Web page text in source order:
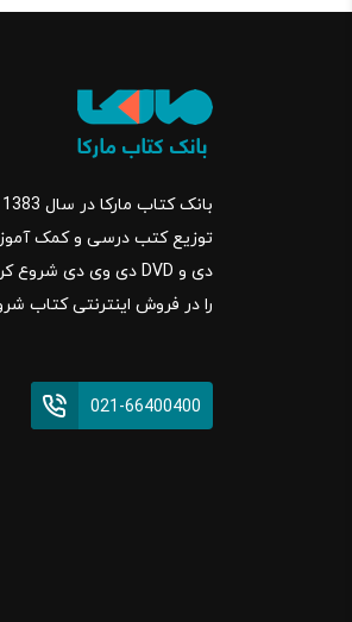
را در فروش اینترنتی کتاب
021-66400400